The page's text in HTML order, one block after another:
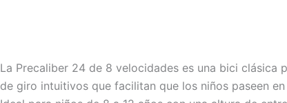
La Precaliber 24 de 8 velocidades es una bici
de giro intuitivos que facilitan que los niños paseen